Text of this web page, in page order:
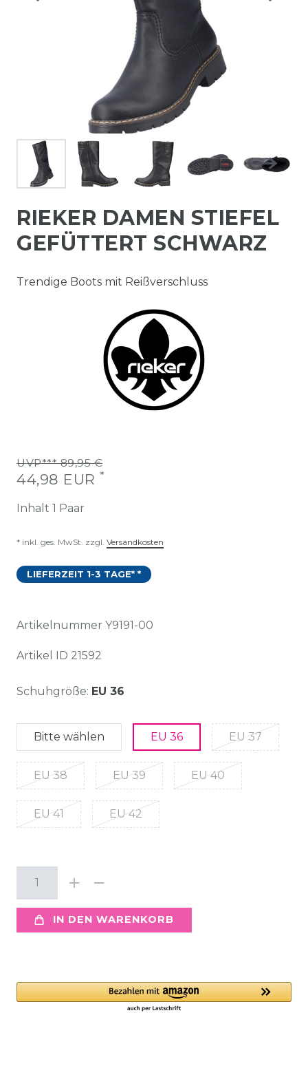
RIEKER DAMEN STIEFEL
GEFÜTTERT SCHWARZ
Trendige Boots mit Reißverschluss
UVP*** 89,95 €
44,98 EUR *
Inhalt 1 Paar
* inkl. ges. MwSt. zzgl. Versandkosten
LIEFERZEIT 1-3 TAGE* *
Artikelnummer Y9191-00
Artikel ID 21592
Schuhgröße: EU 36
Bitte wählen EU 36 EU 37
EU 38 EU 39 EU 40
EU 41 EU 42
IN DEN WARENKORB